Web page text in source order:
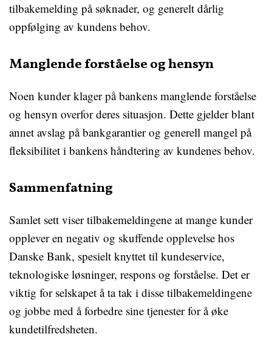
tilbakemelding på søknader, og generelt dårlig
oppfølging av kundens behov.
Manglende forståelse og hensyn
Noen kunder klager på bankens manglende forståelse
og hensyn overfor deres situasjon. Dette gjelder blant
annet avslag på bankgarantier og generell mangel på
fleksibilitet i bankens håndtering av kundenes behov.
Sammenfatning
Samlet sett viser tilbakemeldingene at mange kunder
opplever en negativ og skuffende opplevelse hos
Danske Bank, spesielt knyttet til kundeservice,
teknologiske løsninger, respons og forståelse. Det er
viktig for selskapet å ta tak i disse tilbakemeldingene
og jobbe med å forbedre sine tjenester for å øke
kundetilfredsheten.